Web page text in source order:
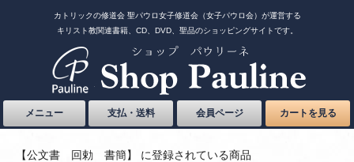
カトリックの修道会 聖パウロ女子修道会（女子パウロ会）が運営する
キリスト教関連書籍、CD、DVD、聖品のショッピングサイトです。
メニュー 支払・送料 会員ページ カートを見る
【公文書 回勅 書簡】 に登録されている商品